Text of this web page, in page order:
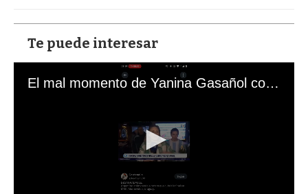
Te puede interesar
El mal momento de Yanina Gasañol con un hincha argentino en "Subrayado"